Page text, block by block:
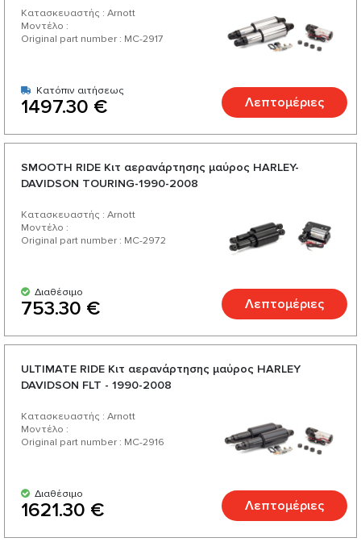
Κατασκευαστής : Arnott
Μοντέλο :
Original part number : MC-2917
Κατόπιν αιτήσεως
1497.30 € Λεπτομέριες
SMOOTH RIDE Κιτ αερανάρτησης μαύρος HARLEY-
DAVIDSON TOURING-1990-2008
Κατασκευαστής : Arnott
Μοντέλο :
Original part number : MC-2972
Διαθέσιμο
753.30 € Λεπτομέριες
ULTIMATE RIDE Κιτ αερανάρτησης μαύρος HARLEY
DAVIDSON FLT - 1990-2008
Κατασκευαστής : Arnott
Μοντέλο :
Original part number : MC-2916
Διαθέσιμο
1621.30 € Λεπτομέριες